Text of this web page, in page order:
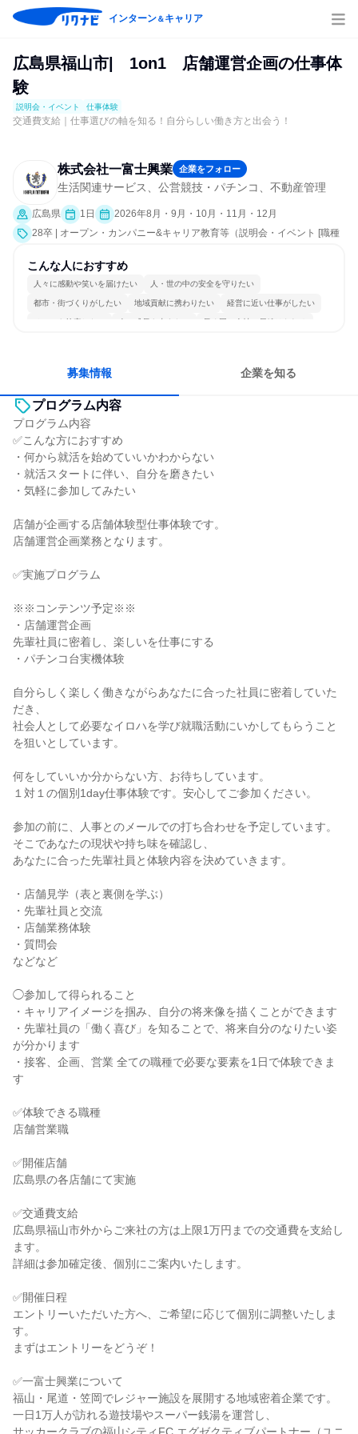
インターン＆キャリア
広島県福山市| 1on1 店舗運営企画の仕事体
験
説明会・イベント 仕事体験
交通費支給｜仕事選びの軸を知る！自分らしい働き方と出会う！
株式会社一富士興業 企業をフォロー
生活関連サービス、公営競技・パチンコ、不動産管理
広島県 1日
2026年8月・9月・10月・11月・12月
28卒 | オープン・カンパニー&キャリア教育等（説明会・イベント [職種
こんな人におすすめ
人々に感動や笑いを届けたい 人・世の中の安全を守りたい
都市・街づくりがしたい 地域貢献に携わりたい 経営に近い仕事がしたい
チームを統率したい 人の成長を支えたい 長く同じ会社に居続けられる
募集情報 企業を知る
プログラム内容
プログラム内容
✅こんな方におすすめ
・何から就活を始めていいかわからない
・就活スタートに伴い、自分を磨きたい
・気軽に参加してみたい
店舗が企画する店舗体験型仕事体験です。
店舗運営企画業務となります。
✅実施プログラム
※※コンテンツ予定※※
・店舗運営企画
先輩社員に密着し、楽しいを仕事にする
・パチンコ台実機体験
自分らしく楽しく働きながらあなたに合った社員に密着していた
だき、
社会人として必要なイロハを学び就職活動にいかしてもらうこと
を狙いとしています。
何をしていいか分からない方、お待ちしています。
１対１の個別1day仕事体験です。安心してご参加ください。
参加の前に、人事とのメールでの打ち合わせを予定しています。
そこであなたの現状や持ち味を確認し、
あなたに合った先輩社員と体験内容を決めていきます。
・店舗見学（表と裏側を学ぶ）
・先輩社員と交流
・店舗業務体験
・質問会
などなど
◯参加して得られること
・キャリアイメージを掴み、自分の将来像を描くことができます
・先輩社員の「働く喜び」を知ることで、将来自分のなりたい姿
が分かります
・接客、企画、営業 全ての職種で必要な要素を1日で体験できま
す
✅体験できる職種
店舗営業職
✅開催店舗
広島県の各店舗にて実施
✅交通費支給
広島県福山市外からご来社の方は上限1万円までの交通費を支給し
ます。
詳細は参加確定後、個別にご案内いたします。
✅開催日程
エントリーいただいた方へ、ご希望に応じて個別に調整いたしま
す。
まずはエントリーをどうぞ！
✅一富士興業について
福山・尾道・笠岡でレジャー施設を展開する地域密着企業です。
一日1万人が訪れる遊技場やスーパー銭湯を運営し、